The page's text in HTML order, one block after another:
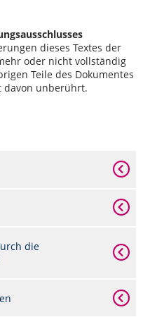
dieses Textes der
oder nicht vollständig
Teile des Dokumentes
unberührt.
die